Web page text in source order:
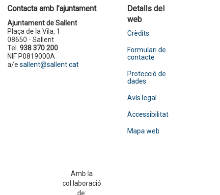
Contacta amb l'ajuntament
Ajuntament de Sallent
Plaça de la Vila, 1
08650 - Sallent
Tel. 938 370 200
NIF P0819000A
a/e sallent@sallent.cat
Detalls del
web
Crèdits
Formulari de
contacte
Protecció de
dades
Avís legal
Accessibilitat
Mapa web
Amb la
col·laboració
de: